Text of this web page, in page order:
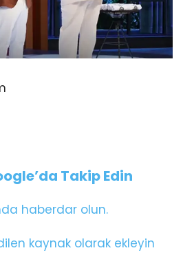
Takip Edin
haberdar olun.
kaynak olarak ekleyin